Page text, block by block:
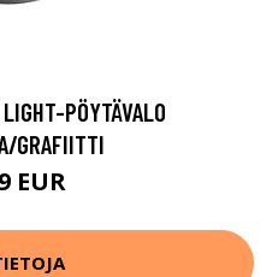
PÖYTÄVALO
GRAFIITTI
EUR